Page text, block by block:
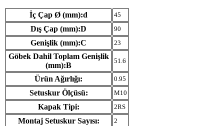
İç Çap Ø (mm):d 45
Dış Çap (mm):D 90
Genişlik (mm):C 23
Göbek Dahil Toplam Genişlik
(mm):B
51.6
Ürün Ağırlığı: 0.95
Setuskur Ölçüsü: M10
Kapak Tipi: 2RS
Montaj Setuskur Sayısı: 2